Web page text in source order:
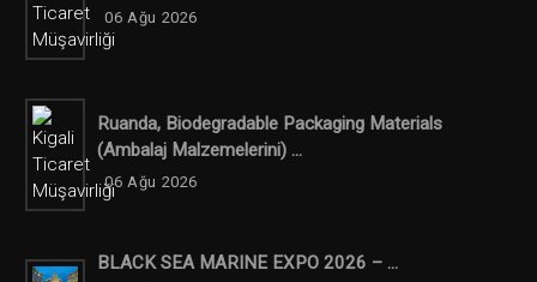
06 Ağu 2026
Ruanda, Biodegradable Packaging Materials
(ambalaj Malzemelerini) ...
06 Ağu 2026
BLACK SEA MARINE EXPO 2026 – ...